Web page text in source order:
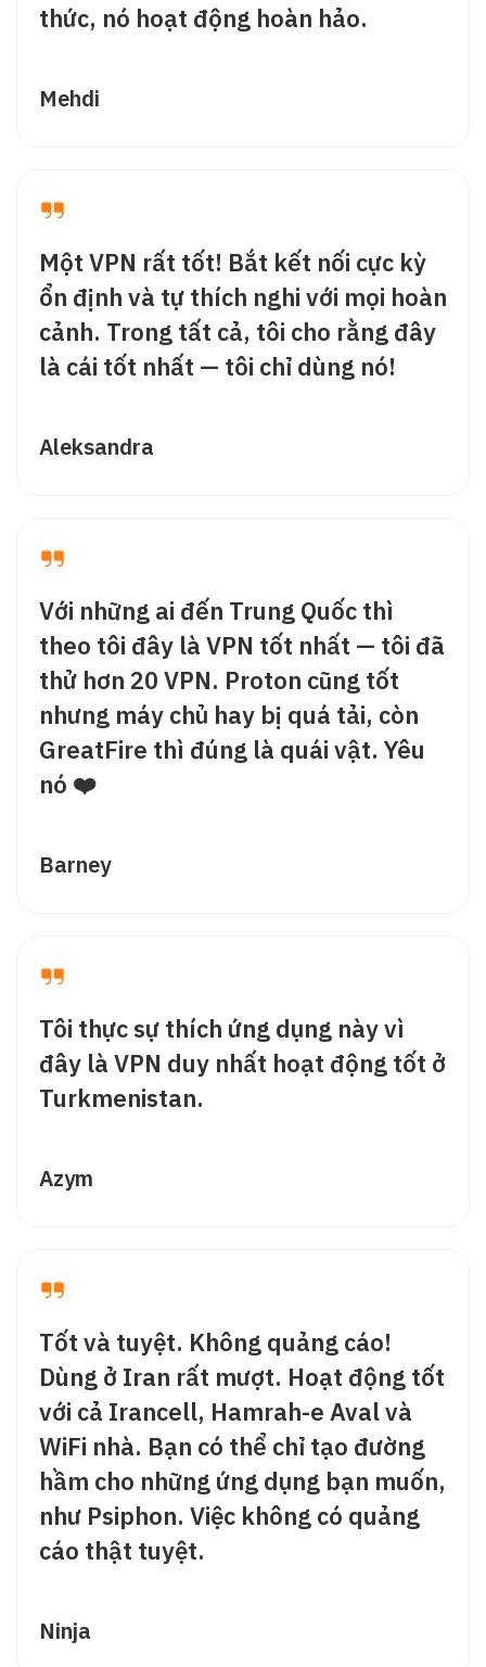
thức, nó hoạt động hoàn hảo.
Mehdi
Một VPN rất tốt! Bắt kết nối cực kỳ
ổn định và tự thích nghi với mọi hoàn
cảnh. Trong tất cả, tôi cho rằng đây
là cái tốt nhất — tôi chỉ dùng nó!
Aleksandra
Với những ai đến Trung Quốc thì
theo tôi đây là VPN tốt nhất — tôi đã
thử hơn 20 VPN. Proton cũng tốt
nhưng máy chủ hay bị quá tải, còn
GreatFire thì đúng là quái vật. Yêu
nó ❤️
Barney
Tôi thực sự thích ứng dụng này vì
đây là VPN duy nhất hoạt động tốt ở
Turkmenistan.
Azym
Tốt và tuyệt. Không quảng cáo!
Dùng ở Iran rất mượt. Hoạt động tốt
với cả Irancell, Hamrah-e Aval và
WiFi nhà. Bạn có thể chỉ tạo đường
hầm cho những ứng dụng bạn muốn,
như Psiphon. Việc không có quảng
cáo thật tuyệt.
Ninja